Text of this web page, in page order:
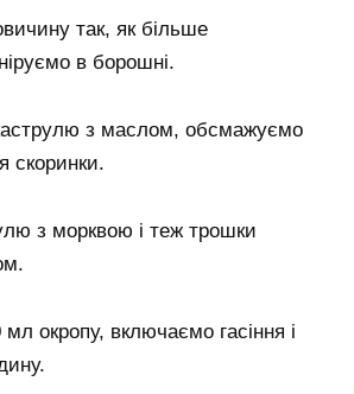
так, як більше
в борошні.
з маслом, обсмажуємо
скоринки.
з морквою і теж трошки
окропу, включаємо гасіння і